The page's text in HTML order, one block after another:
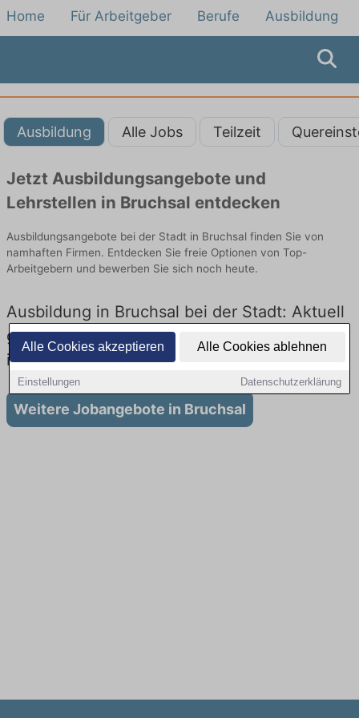
Alle Cookies akzeptieren Alle Cookies ablehnen
Einstellungen Datenschutzerklärung
Home Für Arbeitgeber Berufe Ausbildung
Ausbildung Alle Jobs Teilzeit
Jetzt Ausbildungsangebote und
Lehrstellen in Bruchsal entdecken
Ausbildungsangebote bei der Stadt in Bruchsal finden Sie von
namhaften Firmen. Entdecken Sie freie Optionen von Top-
Arbeitgebern und bewerben Sie sich noch heute.
Ausbildung in Bruchsal bei der Stadt: Aktuell
gibt es keine Stellenangebote für Ausbildung
in Bruchsal
Weitere Jobangebote in Bruchsal